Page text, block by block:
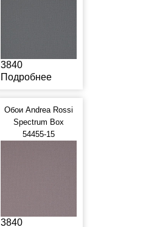
3840
Подробнее
Обои Andrea Rossi
Spectrum Box
54455-15
3840